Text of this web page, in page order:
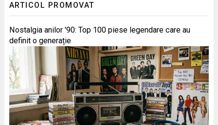
ARTICOL PROMOVAT
Nostalgia anilor '90: Top 100 piese legendare care au
definit o generație